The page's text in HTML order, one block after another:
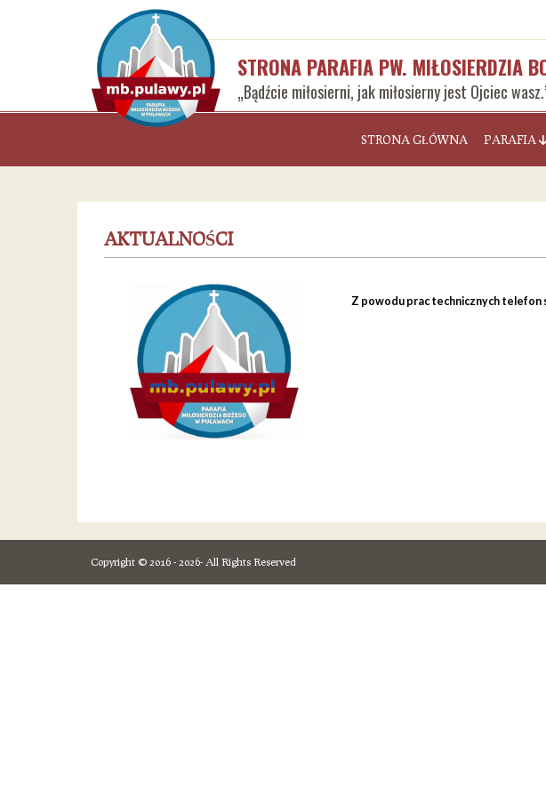
STRONA PARAFIA PW. MIŁOSIERDZIA
„Bądźcie miłosierni, jak miłosierny jest Ojciec
STRONA GŁÓWNA PARAFIA
AKTUALNOŚCI
Z powodu prac technicznych telefon
Copyright © 2016 - 2026- All Rights Reserved